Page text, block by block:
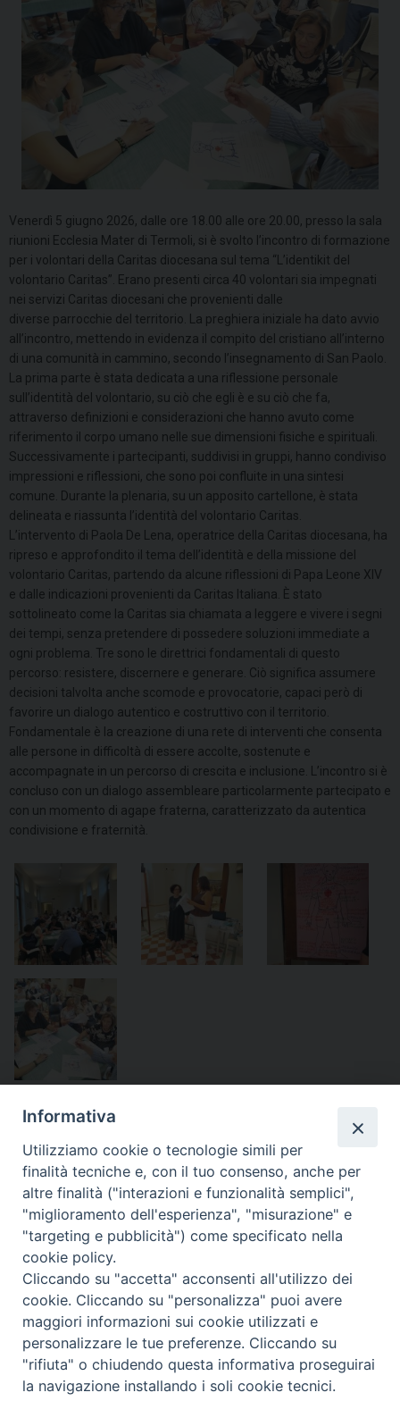
Venerdì 5 giugno 2026, dalle ore 18.00 alle ore 20.00, presso la sala
riunioni Ecclesia Mater di Termoli, si è svolto l’incontro di formazione
per i volontari della Caritas diocesana sul tema “L’identikit del
volontario Caritas”. Erano presenti circa 40 volontari sia impegnati
nei servizi Caritas diocesani che provenienti dalle
diverse parrocchie del territorio. La preghiera iniziale ha dato avvio
all’incontro, mettendo in evidenza il compito del cristiano all’interno
di una comunità in cammino, secondo l’insegnamento di San Paolo.
La prima parte è stata dedicata a una riflessione personale
sull’identità del volontario, su ciò che egli è e su ciò che fa,
attraverso definizioni e considerazioni che hanno avuto come
riferimento il corpo umano nelle sue dimensioni fisiche e spirituali.
Successivamente i partecipanti, suddivisi in gruppi, hanno condiviso
impressioni e riflessioni, che sono poi confluite in una sintesi
comune. Durante la plenaria, su un apposito cartellone, è stata
delineata e riassunta l’identità del volontario Caritas.
L’intervento di Paola De Lena, operatrice della Caritas diocesana, ha
ripreso e approfondito il tema dell’identità e della missione del
volontario Caritas, partendo da alcune riflessioni di Papa Leone XIV
e dalle indicazioni provenienti da Caritas Italiana. È stato
sottolineato come la Caritas sia chiamata a leggere e vivere i segni
dei tempi, senza pretendere di possedere soluzioni immediate a
ogni problema. Tre sono le direttrici fondamentali di questo
percorso: resistere, discernere e generare. Ciò significa assumere
decisioni talvolta anche scomode e provocatorie, capaci però di
favorire un dialogo autentico e costruttivo con il territorio.
Fondamentale è la creazione di una rete di interventi che consenta
alle persone in difficoltà di essere accolte, sostenute e
accompagnate in un percorso di crescita e inclusione. L’incontro si è
concluso con un dialogo assembleare particolarmente partecipato e
con un momento di agape fraterna, caratterizzato da autentica
condivisione e fraternità.
F
a
c
e
b
o
o
k
P
i
n
t
e
r
e
s
t
L
i
n
k
e
d
I
n
X
T
h
r
e
a
d
s
W
h
a
t
s
A
p
p
e
l
e
g
r
a
m
Caritas volontari, volontariato
L’abituale dimora della
statua del primo Martire
Larinese Primiano: doverosa
precisazione
Solennità del Corpus Domini,
messa e processione a
Termoli presiedute dal
vescovo Claudio Palumbo
Informativa
Utilizziamo cookie o tecnologie simili per
finalità tecniche e, con il tuo consenso, anche per
altre finalità ("interazioni e funzionalità semplici",
"miglioramento dell'esperienza", "misurazione" e
"targeting e pubblicità") come specificato nella
cookie policy.
Cliccando su "accetta" acconsenti all'utilizzo dei
cookie. Cliccando su "personalizza" puoi avere
maggiori informazioni sui cookie utilizzati e
personalizzare le tue preferenze. Cliccando su
"rifiuta" o chiudendo questa informativa proseguirai
la navigazione installando i soli cookie tecnici.